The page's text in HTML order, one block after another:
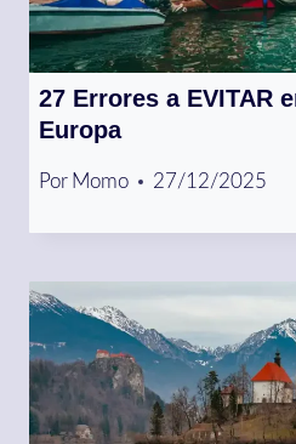
27 Errores a EVITAR
Europa
Por Momo 27/12/2025